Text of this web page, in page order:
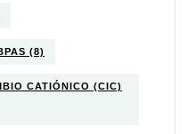
(8)
CATIÓNICO (CIC)